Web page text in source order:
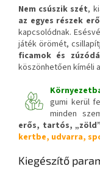
Nem csúszik szét,
az egyes részek
kapcsolódnak.
játék örömét,
ficamok és
köszönhetően kíméli
gumi kerül
minden
erős, tartós,
kertbe, udvarra,
Kiegészítő